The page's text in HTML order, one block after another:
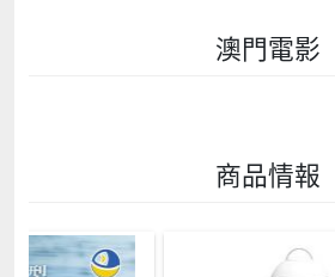
澳門電影
商品情報